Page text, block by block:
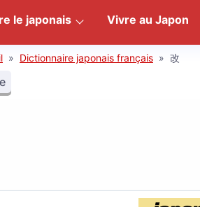
» Dictionnaire japonais français » 改
le japonais Vivre au Japon